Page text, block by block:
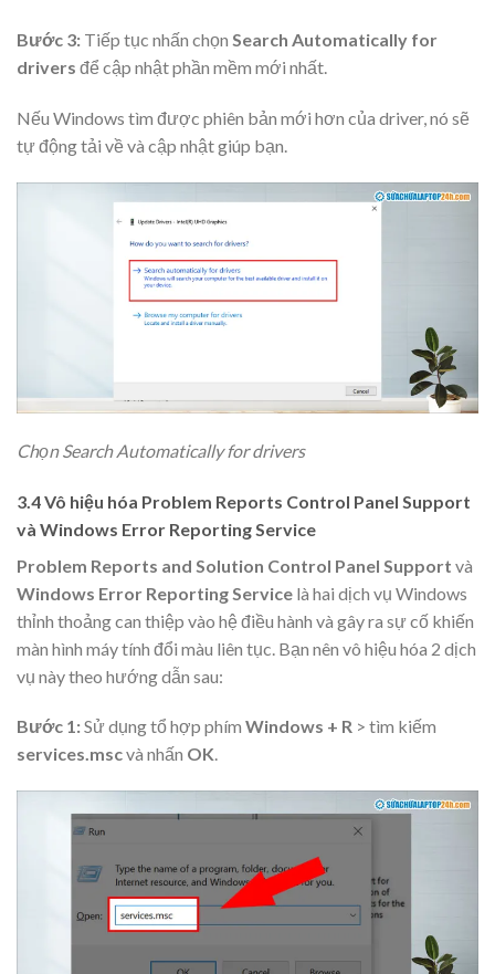
Bước 3: Tiếp tục nhấn chọn Search Automatically for
drivers để cập nhật phần mềm mới nhất.
Nếu Windows tìm được phiên bản mới hơn của driver, nó sẽ
tự động tải về và cập nhật giúp bạn.
Chọn Search Automatically for drivers
3.4 Vô hiệu hóa Problem Reports Control Panel Support
và Windows Error Reporting Service
Problem Reports and Solution Control Panel Support và
Windows Error Reporting Service là hai dịch vụ Windows
thỉnh thoảng can thiệp vào hệ điều hành và gây ra sự cố khiến
màn hình máy tính đổi màu liên tục. Bạn nên vô hiệu hóa 2 dịch
vụ này theo hướng dẫn sau:
Bước 1:Sử dụng tổ hợp phím Windows + R > tìm kiếm
services.mscvà nhấn OK.